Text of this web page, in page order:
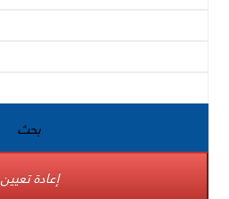
بحث
إعادة تعيين